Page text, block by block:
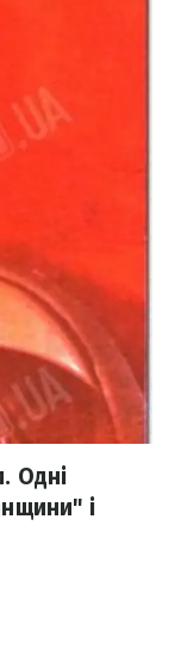
Одні
і